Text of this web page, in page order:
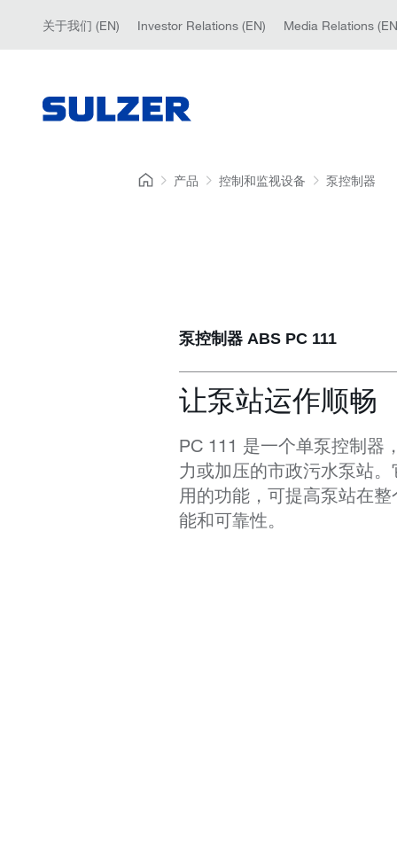
关于我们 (EN) Investor Relations (EN) Media Relations
产品 控制和监视设备 泵控制器
泵控制器 ABS PC 111
让泵站运作顺畅
PC 111 是一个单泵控制器
力或加压的市政污水泵站
用的功能，可提高泵站在
能和可靠性。